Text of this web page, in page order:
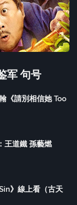
军 句号
《請別相信她 Too
王道鐵 孫藝燃
》線上看（古天